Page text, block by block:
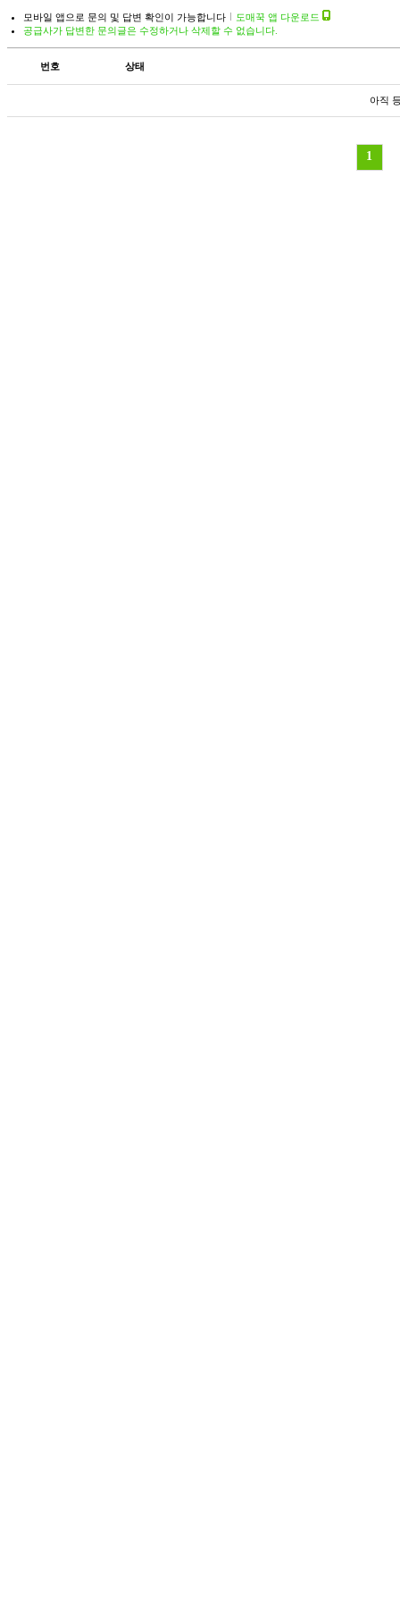
모바일 앱으로 문의 및 답변 확인이 가능합니다
도매꾹 앱 다운로드
공급사가 답변한 문의글은 수정하거나 삭제할 수 없습니다.
번호 상태
아직
1